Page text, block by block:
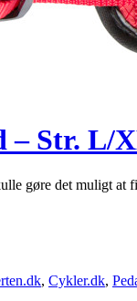
– Str. L/
gøre det muligt at
, Cykler.dk,